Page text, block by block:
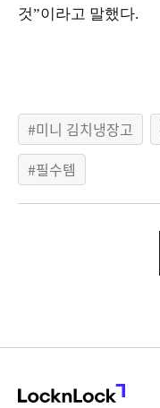
것”이라고 말했다.
미니 김치냉장고
필수템